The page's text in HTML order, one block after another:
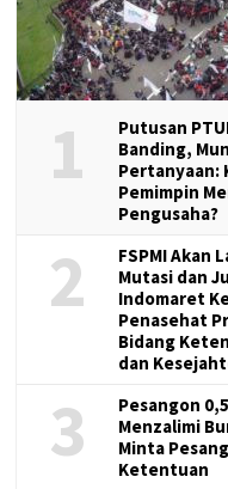
1
Putusan
Banding,
Pertanyaan:
Pemimpin
Pengusaha?
2
FSPMI Akan
Mutasi dan
Indomaret
Penasehat
Bidang
dan
3
Pesangon
Menzalimi
Minta
Ketentuan